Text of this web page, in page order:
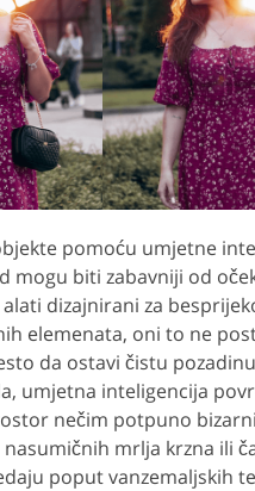
pomoću umjetne
mogu biti zabavniji od
dizajnirani za
elemenata, oni to ne
da ostavi čistu pozadinu
umjetna inteligencija
nečim potpuno
mrlja krzna ili
poput vanzemaljskih